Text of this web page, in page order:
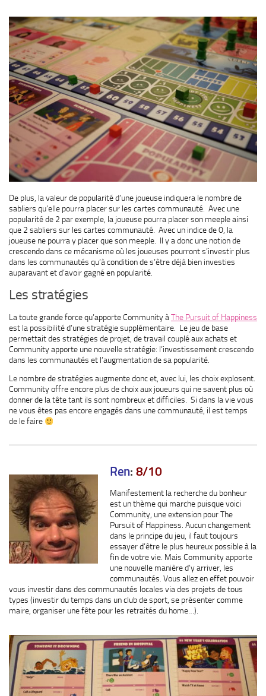
De plus, la valeur de popularité d’une joueuse indiquera le nombre de
sabliers qu’elle pourra placer sur les cartes communauté. Avec une
popularité de 2 par exemple, la joueuse pourra placer son meeple ainsi
que 2 sabliers sur les cartes communauté. Avec un indice de 0, la
joueuse ne pourra y placer que son meeple. Il y a donc une notion de
crescendo dans ce mécanisme où les joueuses pourront s’investir plus
dans les communautés qu’à condition de s’être déjà bien investies
auparavant et d’avoir gagné en popularité.
Les stratégies
La toute grande force qu’apporte Community à The Pursuit of Happiness
est la possibilité d’une stratégie supplémentaire. Le jeu de base
permettait des stratégies de projet, de travail couplé aux achats et
Community apporte une nouvelle stratégie: l’investissement crescendo
dans les communautés et l’augmentation de sa popularité.
Le nombre de stratégies augmente donc et, avec lui, les choix explosent.
Community offre encore plus de choix aux joueurs qui ne savent plus où
donner de la tête tant ils sont nombreux et difficiles. Si dans la vie vous
ne vous êtes pas encore engagés dans une communauté, il est temps
de le faire
Ren: 8/10
Manifestement la recherche du bonheur
est un thème qui marche puisque voici
Community, une extension pour The
Pursuit of Happiness. Aucun changement
dans le principe du jeu, il faut toujours
essayer d’être le plus heureux possible à la
fin de votre vie. Mais Community apporte
une nouvelle manière d’y arriver, les
communautés. Vous allez en effet pouvoir
vous investir dans des communautés locales via des projets de tous
types (investir du temps dans un club de sport, se présenter comme
maire, organiser une fête pour les retraités du home…).